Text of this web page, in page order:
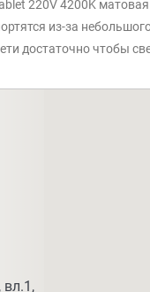
220V 4200K
из-за
достаточно чтобы
вл.1,